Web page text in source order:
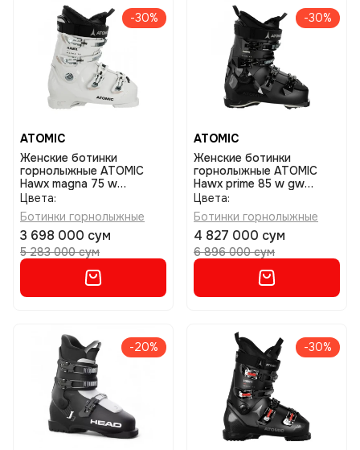
-30%
ATOMIC
Женские ботинки
горнолыжные ATOMIC
Hawx magna 75 w
white/black размер
23/23,5
Цвета:
Ботинки горнолыжные
3 698 000 сум
5 283 000 сум
-30%
ATOMIC
Женские ботинки
горнолыжные ATOMIC
Hawx prime 85 w gw
blk/stone размер 23/23,5
Цвета:
Ботинки горнолыжные
4 827 000 сум
6 896 000 сум
-20% -30%